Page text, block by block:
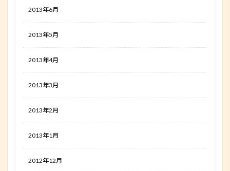
2013年6月
2013年5月
2013年4月
2013年3月
2013年2月
2013年1月
2012年12月